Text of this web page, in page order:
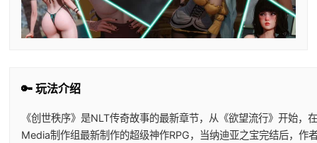
🔑 玩法介绍
《创世秩序》是NLT传奇故事的最新章节，从《欲望流行》开始
Media制作组最新制作的超级神作RPG，当纳迪亚之宝完结后，作